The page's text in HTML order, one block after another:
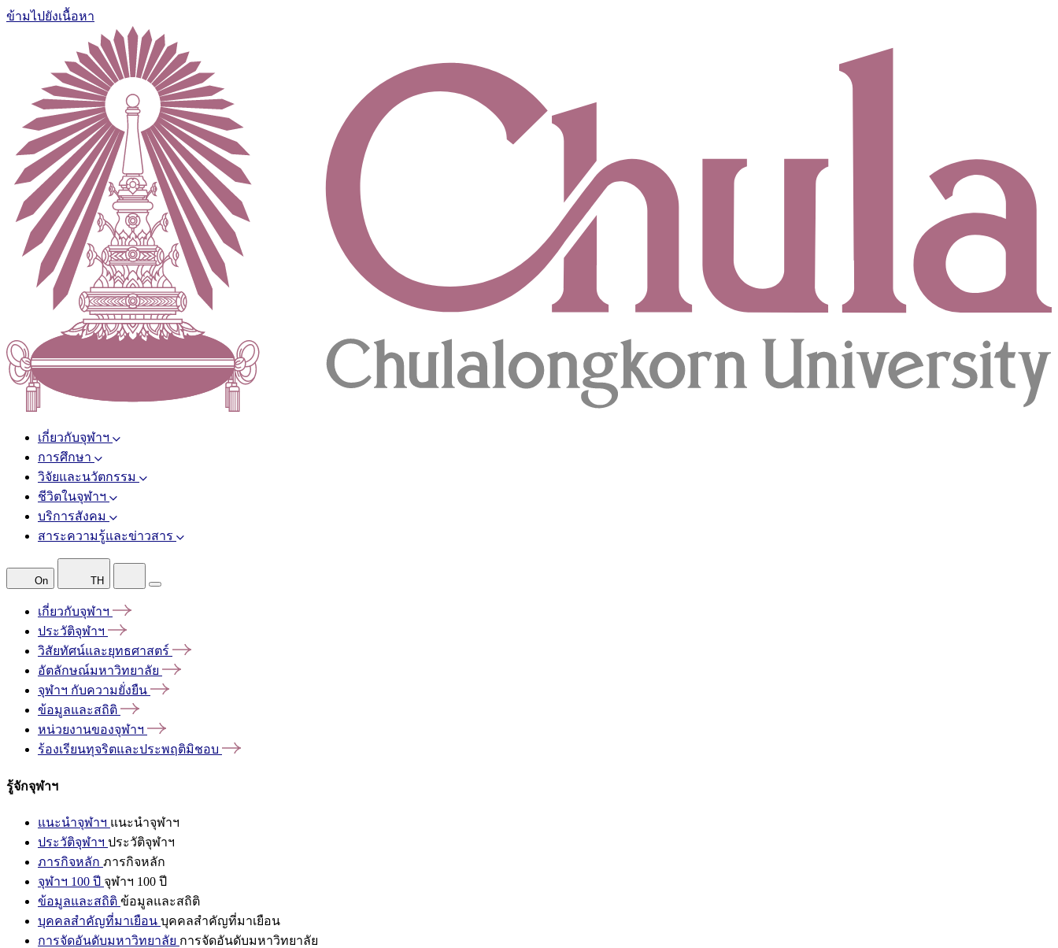
ข้ามไปยังเนื้อหา
เกี่ยวกับจุฬาฯ
การศึกษา
วิจัยและนวัตกรรม
ชีวิตในจุฬาฯ
บริการสังคม
สาระความรู้และข่าวสาร
On TH
เกี่ยวกับจุฬาฯ
ประวัติจุฬาฯ
วิสัยทัศน์และยุทธศาสตร์
อัตลักษณ์มหาวิทยาลัย
จุฬาฯ กับความยั่งยืน
ข้อมูลและสถิติ
หน่วยงานของจุฬาฯ
ร้องเรียนทุจริตและประพฤติมิชอบ
รู้จักจุฬาฯ
แนะนำจุฬาฯ แนะนำจุฬาฯ
ประวัติจุฬาฯ ประวัติจุฬาฯ
ภารกิจหลัก ภารกิจหลัก
จุฬาฯ 100 ปี จุฬาฯ 100 ปี
ข้อมูลและสถิติ ข้อมูลและสถิติ
บุคคลสำคัญที่มาเยือน บุคคลสำคัญที่มาเยือน
การจัดอันดับมหาวิทยาลัย การจัดอันดับมหาวิทยาลัย